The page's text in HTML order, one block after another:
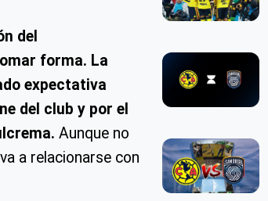
del
forma. La
expectativa
del club y por el
Aunque no
a relacionarse con